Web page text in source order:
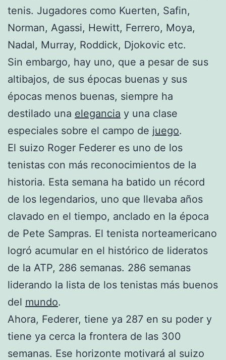
tenis. Jugadores como Kuerten, Safin,
Norman, Agassi, Hewitt, Ferrero, Moya,
Nadal, Murray, Roddick, Djokovic etc.
Sin embargo, hay uno, que a pesar de sus
altibajos, de sus épocas buenas y sus
épocas menos buenas, siempre ha
destilado una elegancia y una clase
especiales sobre el campo de juego.
El suizo Roger Federer es uno de los
tenistas con más reconocimientos de la
historia. Esta semana ha batido un récord
de los legendarios, uno que llevaba años
clavado en el tiempo, anclado en la época
de Pete Sampras. El tenista norteamericano
logró acumular en el histórico de lideratos
de la ATP, 286 semanas. 286 semanas
liderando la lista de los tenistas más buenos
del mundo.
Ahora, Federer, tiene ya 287 en su poder y
tiene ya cerca la frontera de las 300
semanas. Ese horizonte motivará al suizo